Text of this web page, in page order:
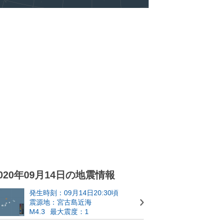
年09月14日の地震情報
発生時刻：09月14日20:30頃
震源地：宮古島近海
M4.3
最大震度：1